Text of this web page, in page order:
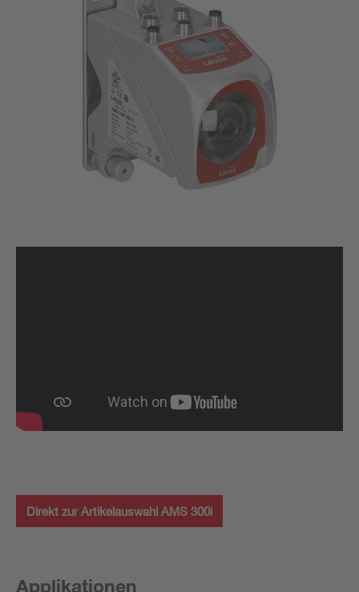
Direkt zur Artikelauswahl AMS 300i
Applikationen